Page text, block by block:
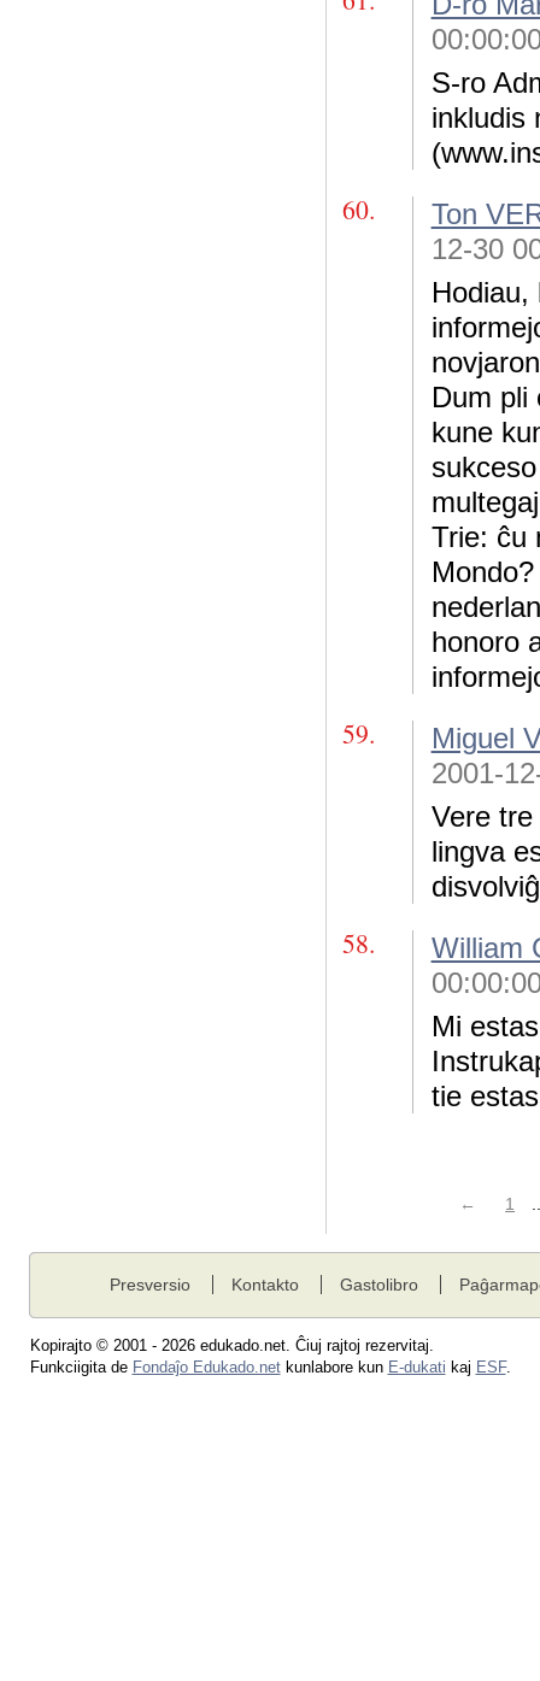
S-ro
inkludis
60.
Ton
12-30
Hodiau,
Dum pli
kune
Trie: ĉu
honoro
59.
Miguel
2001-
Vere
lingva
58.
William
Mi
tie
← 1
Presversio Kontakto Gastolibro
Kopirajto © 2001 - 2026 edukado.net. Ĉiuj rajtoj rezervitaj.
Funkciigita de Fondaĵo Edukado.netkunlabore kun E-dukati kaj ESF.